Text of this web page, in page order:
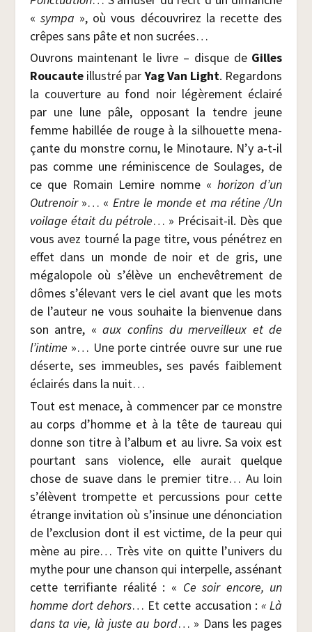
« sym­pa », où vous décou­vri­rez la recette des
crêpes sans pâte et non sucrées…
Ouvrons main­te­nant le livre – disque de Gilles
Rou­cauteillus­tré parYag Van Light. Regar­dons
la cou­ver­ture au fond noir légè­re­ment éclai­ré
par une lune pâle, oppo­sant la tendre jeune
femme habillée de rouge à la sil­houette mena­
çante du monstre cor­nu, le Mino­taure. N’y a‑t-il
pas comme une rémi­nis­cence de Sou­lages, de
ce que Romain Lemire nomme «hori­zon d’un
Outre­noir »… « Entre le monde et ma rétine /​Un
voi­lage était du pétrole… » Pré­ci­sait-il. Dès que
vous avez tour­né la page titre, vous péné­trez en
effet dans un monde de noir et de gris, une
méga­lo­pole où s’élève un enche­vê­tre­ment de
dômes s’élevant vers le ciel avant que les mots
de l’auteur ne vous sou­haite la bien­ve­nue dans
son antre, «aux confins du mer­veilleux et de
l’intime »… Une porte cin­trée ouvre sur une rue
déserte, ses immeubles, ses pavés fai­ble­ment
éclai­rés dans la nuit…
Tout est menace, à com­men­cer par ce monstre
au corps d’homme et à la tête de tau­reau qui
donne son titre à l’album et au livre. Sa voix est
pour­tant sans vio­lence, elle aurait quelque
chose de suave dans le pre­mier titre… Au loin
s’élèvent trom­pette et per­cus­sions pour cette
étrange invi­ta­tion où s’insinue une dénon­cia­tion
de l’exclusion dont il est vic­time, de la peur qui
mène au pire… Très vite on quitte l’univers du
mythe pour une chan­son qui inter­pelle, assé­nant
cette ter­ri­fiante réa­li­té : « Ce soir encore, un
homme dort dehors… Et cette accu­sa­tion :« Là
dans ta vie, là juste au bord… » Dans les pages